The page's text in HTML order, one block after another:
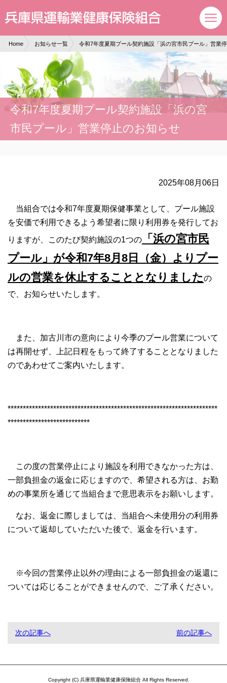
Home お知らせ一覧 令和7年度夏期プール契約施設「浜の宮市民プール」営業
令和7年度夏期プール契約施設「浜の宮
市民プール」営業停止のお知らせ
2025年08月06日
当組合では令和7年度夏期保健事業として、プール施設
を安価で利用できるよう希望者に限り利用券を発行してお
りますが、このたび契約施設の1つの
「浜の宮市民
プール」が令和7年8月8日（金）よりプー
ルの営業を休止することとなりましたの
で、お知らせいたします。
また、加古川市の意向により今季のプール営業について
は再開せず、上記日程をもって終了することとなりました
のであわせてご案内いたします。
*********************************************************************
***************************
この度の営業停止により施設を利用できなかった方は、
一部負担金の返金に応じますので、希望される方は、お勤
めの事業所を通じて当組合まで意思表示をお願いします。
なお、返金に際しましては、当組合へ未使用分の利用券
について返却していただいた後で、返金を行います。
※今回の営業停止以外の理由による一部負担金の返還に
ついては応じることができませんので、ご了承ください。
次の記事へ 前の記事へ
Copyright (C) 兵庫県運輸業健康保険組合 All Rights Reserved.